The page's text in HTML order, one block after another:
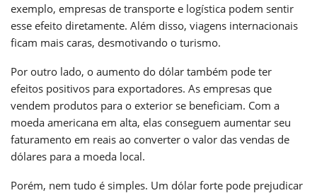
exemplo, empresas de transporte e logística podem sentir
esse efeito diretamente. Além disso, viagens internacionais
ficam mais caras, desmotivando o turismo.
Por outro lado, o aumento do dólar também pode ter
efeitos positivos para exportadores. As empresas que
vendem produtos para o exterior se beneficiam. Com a
moeda americana em alta, elas conseguem aumentar seu
faturamento em reais ao converter o valor das vendas de
dólares para a moeda local.
Porém, nem tudo é simples. Um dólar forte pode prejudicar